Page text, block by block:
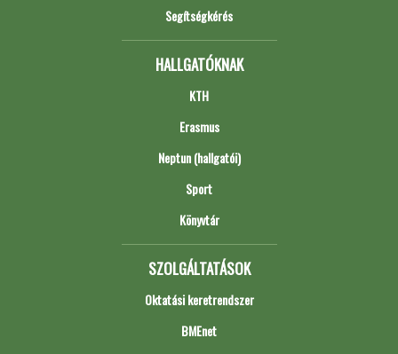
Segítségkérés
HALLGATÓKNAK
KTH
Erasmus
Neptun (hallgatói)
Sport
Könyvtár
SZOLGÁLTATÁSOK
Oktatási keretrendszer
BMEnet